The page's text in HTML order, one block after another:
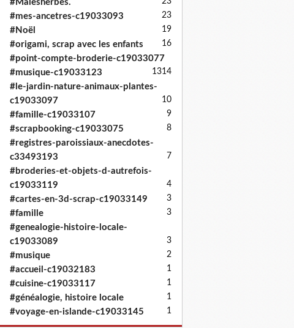
#Malesherbes.
#mes-ancetres-c19033093 23
#Noël 19
#origami, scrap avec les enfants 16
#point-compte-broderie-c19033077
14
#musique-c19033123 13
#le-jardin-nature-animaux-plantes-
c19033097
10
#famille-c19033107 9
#scrapbooking-c19033075 8
#registres-paroissiaux-anecdotes-
c33493193
7
#broderies-et-objets-d-autrefois-
c19033119
4
#cartes-en-3d-scrap-c19033149 3
#famille 3
#genealogie-histoire-locale-
c19033089
3
#musique 2
#accueil-c19032183 1
#cuisine-c19033117 1
#généalogie, histoire locale 1
#voyage-en-islande-c19033145 1